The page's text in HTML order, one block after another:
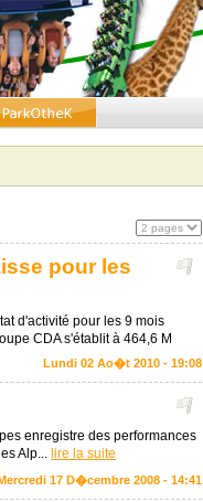
pour les
d'activité pour les 9 mois
CDA s'établit à 464,6 M
Lundi 02 Ao�t 2010 - 19:08
enregistre des performances
Alp... lire la suite
17 D�cembre 2008 - 14:41